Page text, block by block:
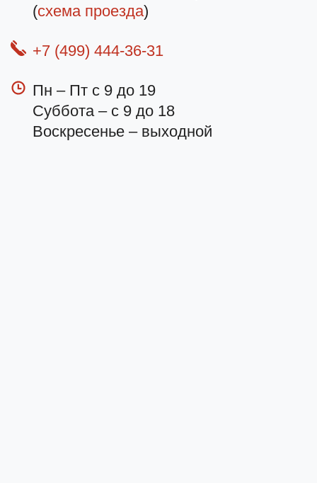
(схема проезда)
+7 (499) 444-36-31
Пн – Пт с 9 до 19
Суббота – с 9 до 18
Воскресенье – выходной